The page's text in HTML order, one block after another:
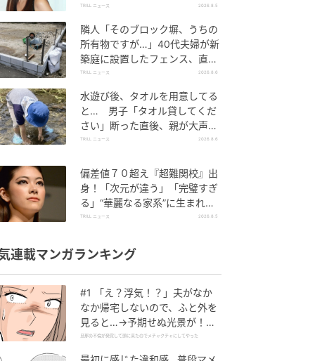
る」放送後も続く“切望の声”
TRILL ニュース 2026.8.5
隣人「そのブロック塀、うちの
所有物ですが…」40代夫婦が新
築庭に設置したフェンス、直後
に迫られた"顛末"
TRILL ニュース 2026.8.6
水遊び後、タオルを用意してる
と… 男子「タオル貸してくだ
さい」断った直後、親が大声で
放った一言に絶句
TRILL ニュース 2026.8.6
偏差値７０超え『超難関校』出
身！「次元が違う」「完璧すぎ
る」“華麗なる家系”に生まれた
【規格外の逸材】
TRILL ニュース 2026.8.5
連載マンガランキング
#1 「え？浮気！？」夫がなか
なか帰宅しないので、ふと外を
見ると…→予期せぬ光景が！｜
旦那の不倫が発覚して頭に来た
旦那の不倫が発覚して頭に来たのでメチャクチャにしてやった